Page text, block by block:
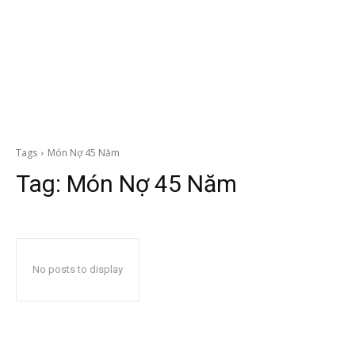
Tags Món Nợ 45 Năm
Tag: Món Nợ 45 Năm
No posts to display